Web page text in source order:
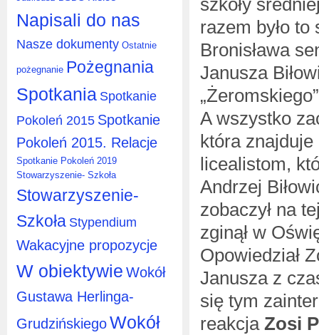
Napisali do nas
Nasze dokumenty Ostatnie
pożegnanie Pożegnania
Spotkania Spotkanie
Pokoleń 2015 Spotkanie
Pokoleń 2015. Relacje
Spotkanie Pokoleń 2019
Stowarzyszenie- Szkoła
Stowarzyszenie-
Szkoła Stypendium
Wakacyjne propozycje
W obiektywie Wokół
Gustawa Herlinga-
GrudzińskiegoWokół
szkoły
razem było
Bronisława
Janusza
A wszystko
która
licealistom,
Andrzej
zobaczył na
zginął w
Opowiedział
Janusza z
się tym
reakcja Zosi